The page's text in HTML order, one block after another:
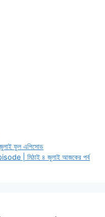
ফুল এপিসোড
| মিঠাই ৪ জুলাই আজকের পর্ব